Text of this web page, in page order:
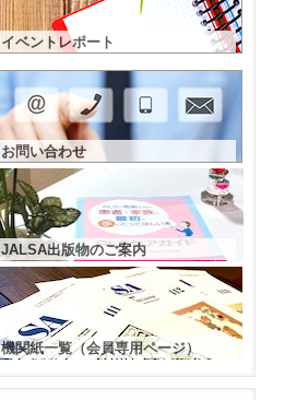
イベントレポート
お問い合わせ
JALSA出版物のご案内
機関紙一覧（会員専用ページ）